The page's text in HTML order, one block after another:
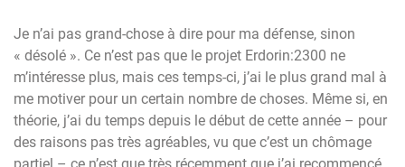
Je n’ai pas grand-chose à dire pour ma défense, sinon
« désolé ». Ce n’est pas que le projet Erdorin:2300 ne
m’intéresse plus, mais ces temps-ci, j’ai le plus grand mal à
me motiver pour un certain nombre de choses. Même si, en
théorie, j’ai du temps depuis le début de cette année – pour
des raisons pas très agréables, vu que c’est un chômage